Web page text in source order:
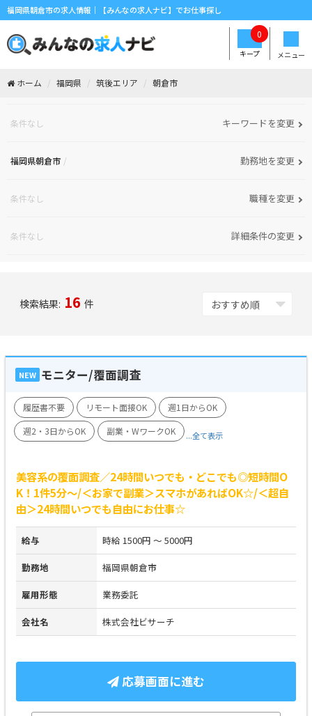
福岡県朝倉市の求人情報｜【みんなの求人ナビ】でお仕事探し
メニュー
キープ
0
ホーム 福岡県 筑後エリア 朝倉市
条件なし キーワードを変更
福岡県朝倉市 勤務地を変更
条件なし 職種を変更
条件なし 詳細条件の変更
検索結果: 16 件
NEW モニター/覆面調査
履歴書不要 リモート面接OK
週1日からOK
週2・3日からOK
副業・WワークOK ...全て表示
美容系の覆面調査／24時間いつでも・どこでも◎短時間O
K！1件5分～/＜お家で副業＞スマホがあればOK☆/＜超自
由＞24時間いつでも自由にお仕事☆
給与 時給 1500円 ～ 5000円
勤務地 福岡県朝倉市
雇用形態 業務委託
会社名 株式会社ビサーチ
応募画面に進む